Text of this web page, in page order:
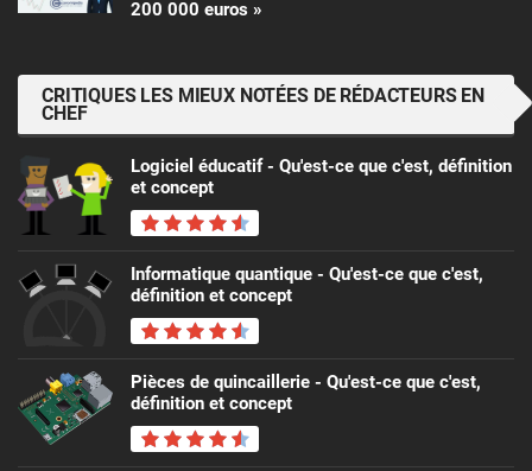
200 000 euros »
CRITIQUES LES MIEUX NOTÉES DE RÉDACTEURS EN
CHEF
Logiciel éducatif - Qu'est-ce que c'est, définition
et concept
Informatique quantique - Qu'est-ce que c'est,
définition et concept
Pièces de quincaillerie - Qu'est-ce que c'est,
définition et concept